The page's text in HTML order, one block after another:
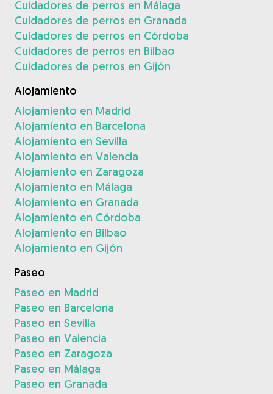
Cuidadores de perros en Málaga
Cuidadores de perros en Granada
Cuidadores de perros en Córdoba
Cuidadores de perros en Bilbao
Cuidadores de perros en Gijón
Alojamiento
Alojamiento en Madrid
Alojamiento en Barcelona
Alojamiento en Sevilla
Alojamiento en Valencia
Alojamiento en Zaragoza
Alojamiento en Málaga
Alojamiento en Granada
Alojamiento en Córdoba
Alojamiento en Bilbao
Alojamiento en Gijón
Paseo
Paseo en Madrid
Paseo en Barcelona
Paseo en Sevilla
Paseo en Valencia
Paseo en Zaragoza
Paseo en Málaga
Paseo en Granada